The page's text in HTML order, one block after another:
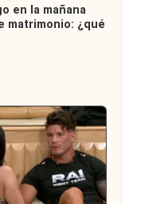
en la mañana
matrimonio: ¿qué